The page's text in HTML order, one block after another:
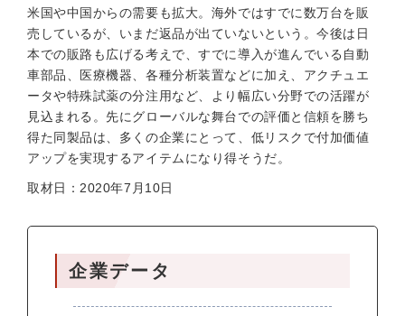
米国や中国からの需要も拡大。海外ではすでに数万台を販
売しているが、いまだ返品が出ていないという。今後は日
本での販路も広げる考えで、すでに導入が進んでいる自動
車部品、医療機器、各種分析装置などに加え、アクチュエ
ータや特殊試薬の分注用など、より幅広い分野での活躍が
見込まれる。先にグローバルな舞台での評価と信頼を勝ち
得た同製品は、多くの企業にとって、低リスクで付加価値
アップを実現するアイテムになり得そうだ。
取材日：2020年7月10日
企業データ